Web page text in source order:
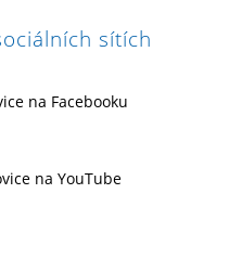
sítích
na Facebooku
na YouTube